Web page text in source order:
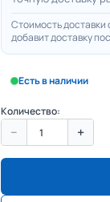
Стоимость
добавит доставку
Есть в наличии
Количество:
− +